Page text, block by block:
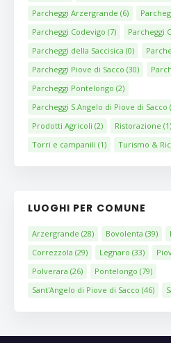
Parcheggi Arzergrande (6)
Parcheggi Codevigo (7) Parcheggi
Parcheggi della Saccisica (0)
Parcheggi Piove di Sacco (30)
Parcheggi Pontelongo (2)
Parcheggi S.Angelo di Piove di Sacco
Prodotti Agricoli (2) Ristorazione (1)
Torri e campanili (1) Turismo &
LUOGHI PER COMUNE
Arzergrande (28) Bovolenta (39)
Correzzola (29) Legnaro (33)
Polverara (26) Pontelongo (79)
Sant'Angelo di Piove di Sacco (46)